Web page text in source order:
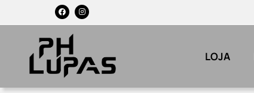
LOJA